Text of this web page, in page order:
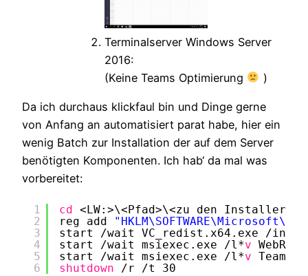
Terminalserver Windows Server
2016:
(Keine Teams Optimierung
)
Da ich durchaus klickfaul bin und Dinge gerne
von Anfang an automatisiert parat habe, hier ein
wenig Batch zur Installation der auf dem Server
benötigten Komponenten. Ich hab‘ da mal was
vorbereitet:
1
2
3
4
5
6
cd
<LW:>\<Pfad>\<zu den Installern>
reg add
start /wait VC_redist.x64.exe /
start /wait msiexec.exe /l*v
start /wait msiexec.exe /l*v
shutdown
/r /t 30